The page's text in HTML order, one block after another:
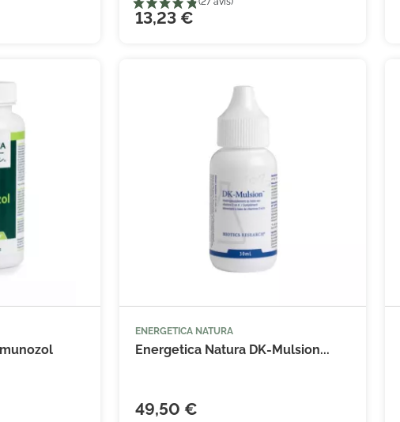
13,23 €
ENERGETICA NATURA
Energetica Natura DK-Mulsion...
49,50 €